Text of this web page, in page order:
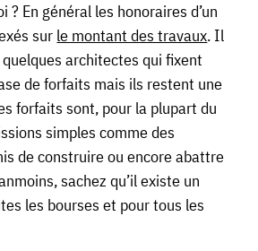
? En général les honoraires d’un
sur le montant des travaux. Il
architectes qui fixent
de forfaits mais ils restent une
forfaits sont, pour la plupart du
simples comme des
de construire ou encore abattre
sachez qu’il existe un
les bourses et pour tous les